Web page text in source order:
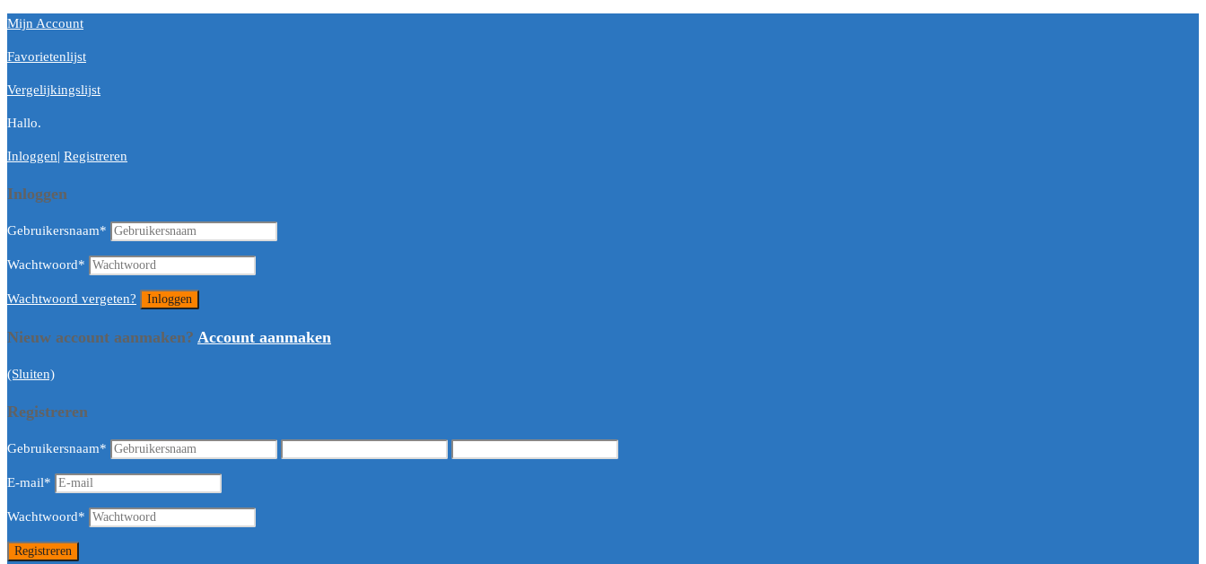
Mijn Account
Favorietenlijst
Vergelijkingslijst
Hallo.
Inloggen| Registreren
Inloggen
Gebruikersnaam*
Wachtwoord*
Wachtwoord vergeten?
Nieuw account aanmaken? Account aanmaken
(Sluiten)
Registreren
Gebruikersnaam*
E-mail*
Wachtwoord*